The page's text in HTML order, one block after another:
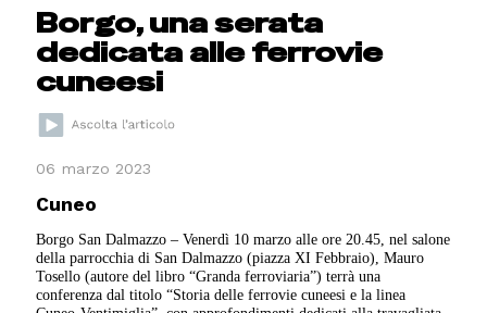
Borgo, una serata
dedicata alle ferrovie
cuneesi
06 marzo 2023
Cuneo
Borgo San Dalmazzo – Venerdì 10 marzo alle ore 20.45, nel salone
della parrocchia di San Dalmazzo (piazza XI Febbraio), Mauro
Tosello (autore del libro “Granda ferroviaria”) terrà una
conferenza dal titolo “Storia delle ferrovie cuneesi e la linea